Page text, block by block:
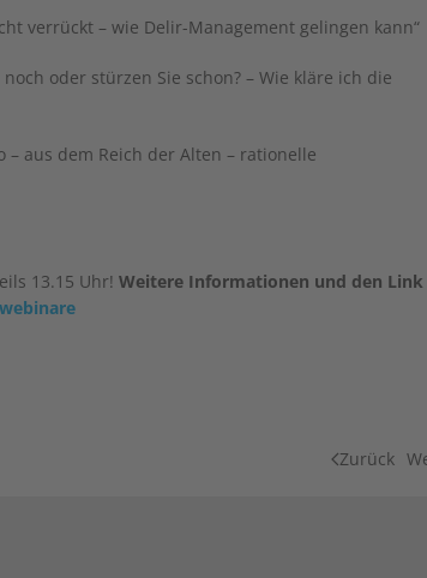
– wie Delir-Management gelingen kann“
oder stürzen Sie schon? – Wie kläre ich die
dem Reich der Alten – rationelle
13.15 Uhr! Weitere Informationen und den Link
Zurück